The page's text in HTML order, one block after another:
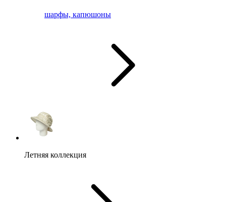
шарфы, капюшоны
Летняя коллекция